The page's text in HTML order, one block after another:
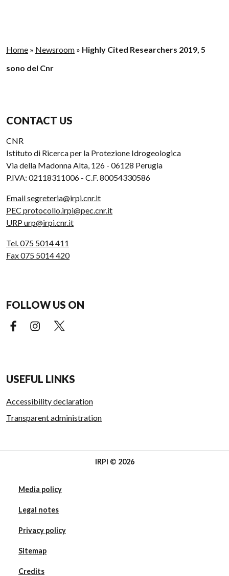
Home » Newsroom » Highly Cited Researchers 2019, 5
sono del Cnr
CONTACT US
CNR
Istituto di Ricerca per la Protezione Idrogeologica
Via della Madonna Alta, 126 - 06128 Perugia
P.IVA: 02118311006 - C.F. 80054330586
Email segreteria@irpi.cnr.it
PEC protocollo.irpi@pec.cnr.it
URP urp@irpi.cnr.it
Tel. 075 5014 411
Fax 075 5014 420
FOLLOW US ON
Facebook (external link)
Instagram (external link)
USEFUL LINKS
Accessibility declaration
Transparent administration
IRPI © 2026
Media policy
Legal notes
Privacy policy
Sitemap
Credits